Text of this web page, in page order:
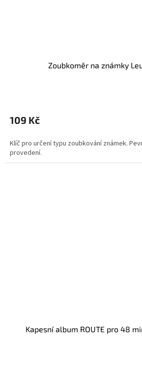
Zoubkoměr na známky
produktu
je
z
5
hvězdiček.
109 Kč
Klíč pro určení typu zoubkování známek.
provedení.
Kapesní album ROUTE pro 48